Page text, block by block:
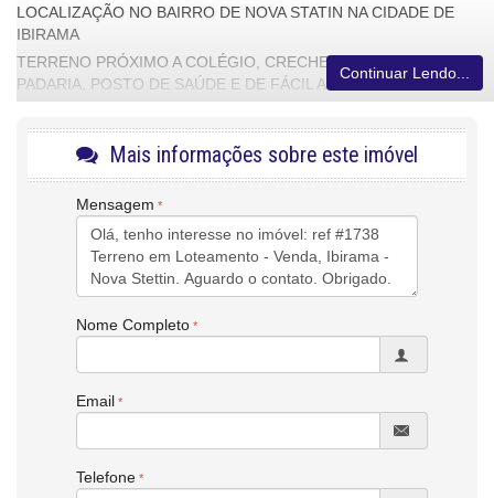
LOCALIZAÇÃO NO BAIRRO DE NOVA STATIN NA CIDADE DE
IBIRAMA
TERRENO PRÓXIMO A COLÉGIO, CRECHE, MERCADO,
PADARIA, POSTO DE SAÚDE E DE FÁCIL ACESSO A SC 340
TERRAPLANAGEM PRONTA
VALOR DESTE TERRENO R$ 158.000,00 ( proprietário estuda
proposta para pagamento a vista )
LIGUE (47)3352 2045 FALE COM NOSSOS CORRETORES
CRECI 4639 J
Continuar Lendo...
Mais informações sobre este imóvel
Mensagem
Nome Completo
Email
Telefone